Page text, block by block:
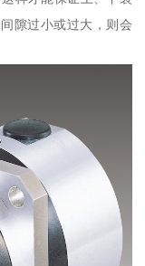
隙过小或过大，则会